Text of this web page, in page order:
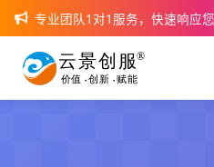
专业团队1对1服务，快速响应